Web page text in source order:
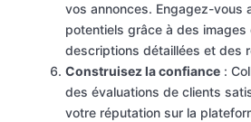
vos annonces. Engagez-vous
potentiels grâce à des
descriptions détaillées et des
Construisez la confiance :
des évaluations de clients
votre réputation sur la